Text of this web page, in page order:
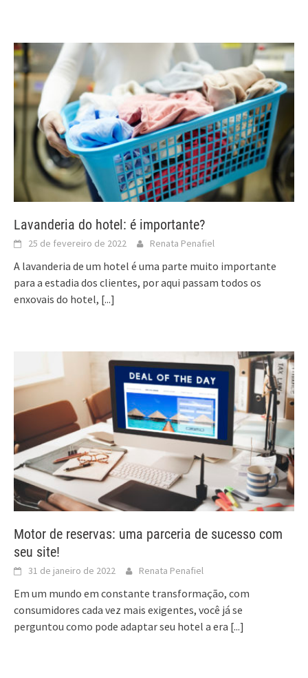
Lavanderia do hotel: é importante?
25 de fevereiro de 2022 Renata Penafiel
A lavanderia de um hotel é uma parte muito importante
para a estadia dos clientes, por aqui passam todos os
enxovais do hotel, [...]
Motor de reservas: uma parceria de sucesso com
seu site!
31 de janeiro de 2022 Renata Penafiel
Em um mundo em constante transformação, com
consumidores cada vez mais exigentes, você já se
perguntou como pode adaptar seu hotel a era [...]